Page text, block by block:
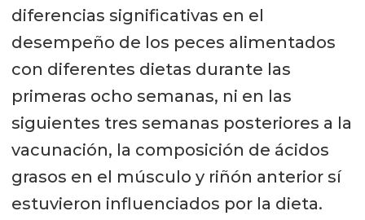
diferencias significativas en el
desempeño de los peces alimentados
con diferentes dietas durante las
primeras ocho semanas, ni en las
siguientes tres semanas posteriores a la
vacunación, la composición de ácidos
grasos en el músculo y riñón anterior sí
estuvieron influenciados por la dieta.